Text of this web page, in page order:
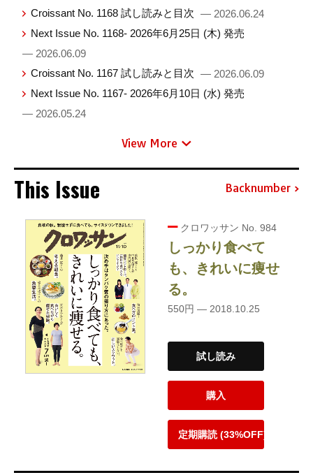
Croissant No. 1168 試し読みと目次 — 2026.06.24
Next Issue No. 1168- 2026年6月25日 (木) 発売
— 2026.06.09
Croissant No. 1167 試し読みと目次 — 2026.06.09
Next Issue No. 1167- 2026年6月10日 (水) 発売
— 2026.05.24
View More
This Issue Backnumber
クロワッサン No. 984
しっかり食べて
も、きれいに痩せ
る。
550円 — 2018.10.25
試し読み
購入
定期購読 (33%OFF)